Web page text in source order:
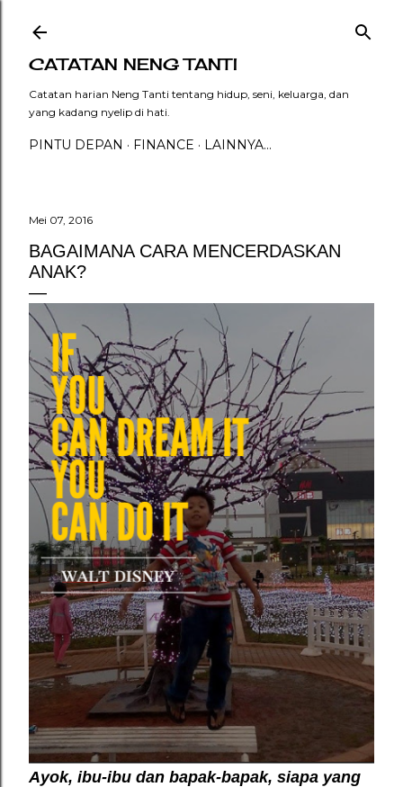
CATATAN NENG TANTI
Catatan harian Neng Tanti tentang hidup, seni, keluarga, dan
yang kadang nyelip di hati.
PINTU DEPAN FINANCE LAINNYA…
Mei 07, 2016
BAGAIMANA CARA MENCERDASKAN
ANAK?
Ayok, ibu-ibu dan bapak-bapak, siapa yang